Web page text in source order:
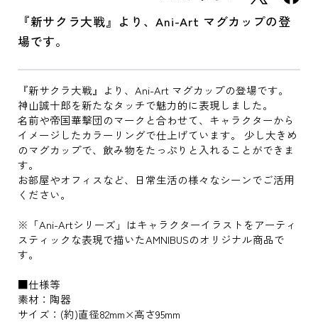
『新サクラ大戦』より、Ani-Art マグカップの登
場です。
『新サクラ大戦』より、Ani-Art マグカップの登場です。
神山誠十郎を新たなタッチで魅力的に表現しました。
名前や帝国華撃団のマークと合わせて、キャラクターから
イメージしたカラーリングで仕上げています。 少し大きめ
のマグカップで、飲み物をたっぷりと入れることができま
す。
お部屋やオフィスなど、日常生活の様々なシーンでご活用
ください。
※「Ani-Artシリーズ」はキャラクターイラストをアーティ
スティックな表現で描いたAMNIBUSのオリジナル商品で
す。
■仕様等
素材：陶器
サイズ：(約)直径82mm×高さ95mm